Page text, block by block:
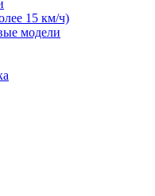
15 км/ч)
модели